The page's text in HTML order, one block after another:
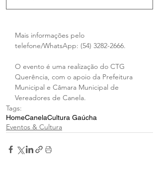
Mais informações pelo
telefone/WhatsApp: (54) 3282-2666.
O evento é uma realização do CTG
Querência, com o apoio da Prefeitura
Municipal e Câmara Municipal de
Vereadores de Canela.
Tags:
HomeCanelaCultura Gaúcha
Eventos & Cultura